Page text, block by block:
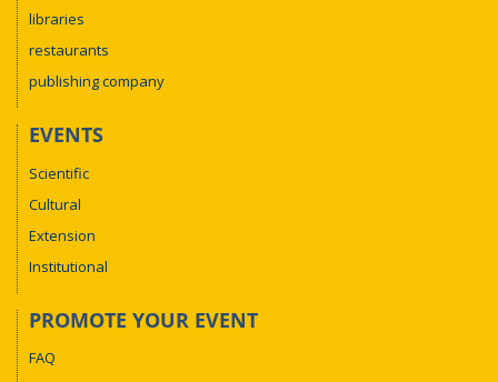
libraries
restaurants
publishing company
EVENTS
Scientific
Cultural
Extension
Institutional
PROMOTE YOUR EVENT
FAQ